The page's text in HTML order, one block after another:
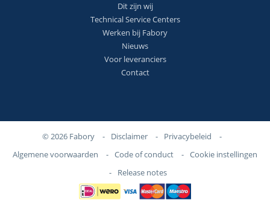
Dit zijn wij
Technical Service Centers
Werken bij Fabory
Nieuws
Voor leveranciers
Contact
© 2026 Fabory - Disclaimer - Privacybeleid
-
Algemene voorwaarden
- Code of conduct - Cookie instellingen
-
Release notes